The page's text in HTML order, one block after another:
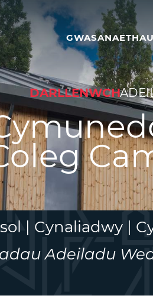
GWASANAETHAU
DARLLENWCH
| Cynaliadwy |
Adeiladu